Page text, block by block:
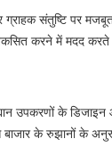
संतुष्टि पर
करने में मदद करते
उपकरणों के डिजाइन
बाजार के रुझानों के